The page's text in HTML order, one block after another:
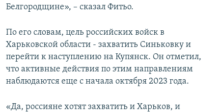
Белгородщине», – сказал Фитьо.
По его словам, цель российских войск в
Харьковской области - захватить Синьковку и
перейти к наступлению на Купянск. Он отметил,
что активные действия по этим направлениям
наблюдаются еще с начала октября 2023 года.
«Да, россияне хотят захватить и Харьков, и